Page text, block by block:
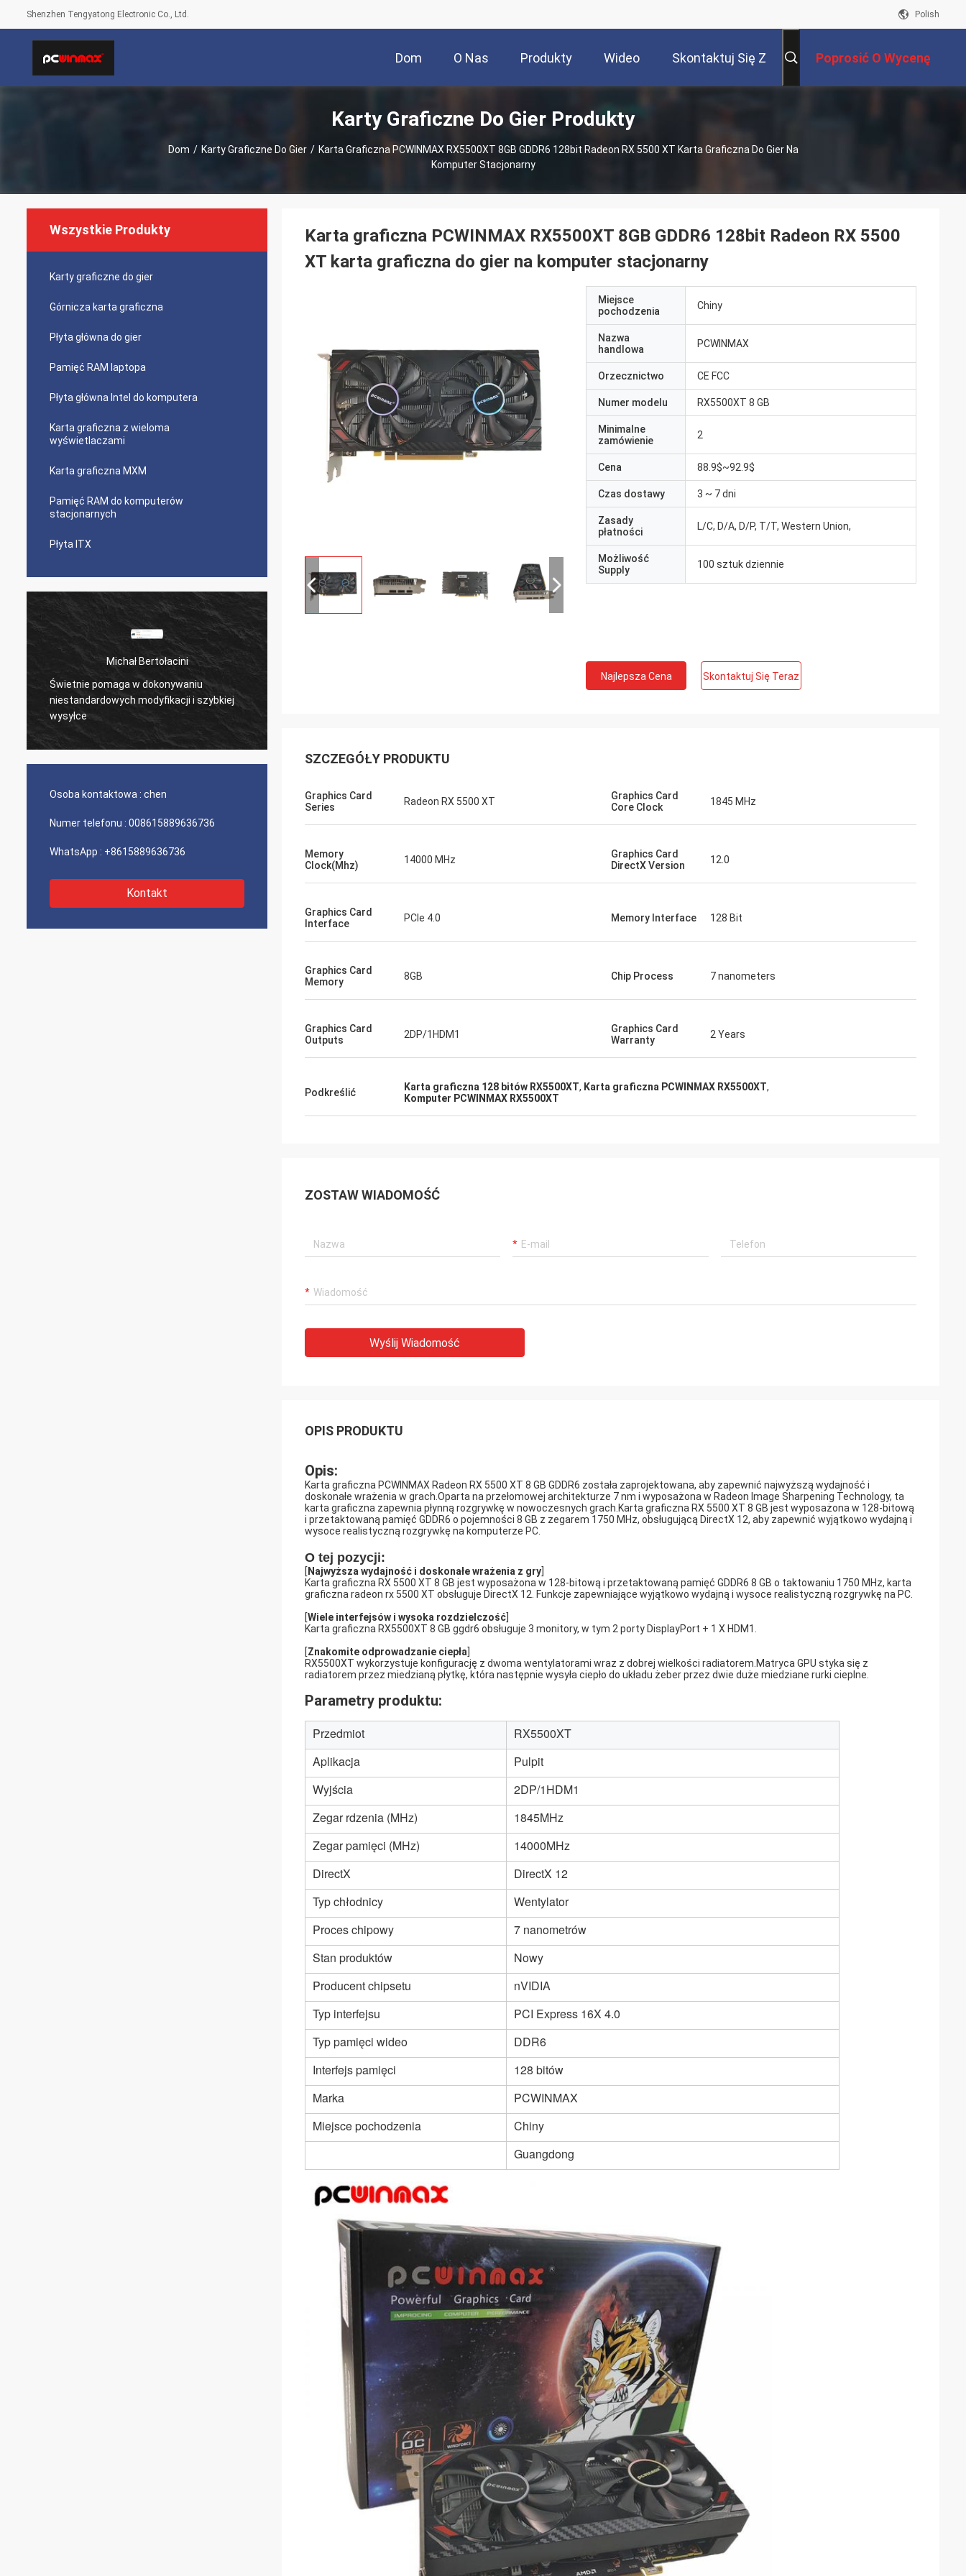
Shenzhen Tengyatong Electronic Co., Ltd. Polish
Dom O Nas Produkty Wideo Skontaktuj Się Z Poprosić O Wycenę
Karty Graficzne Do Gier Produkty
Dom / Karty Graficzne Do Gier / Karta Graficzna PCWINMAX RX5500XT 8GB GDDR6 128bit Radeon RX 5500 XT Karta Graficzna Do Gier Na
Komputer Stacjonarny
Wszystkie Produkty
Karty graficzne do gier
Górnicza karta graficzna
Płyta główna do gier
Pamięć RAM laptopa
Płyta główna Intel do komputera
Karta graficzna z wieloma
wyświetlaczami
Karta graficzna MXM
Pamięć RAM do komputerów
stacjonarnych
Płyta ITX
Michał Bertołacini
Świetnie pomaga w dokonywaniu
niestandardowych modyfikacji i szybkiej
wysyłce
Osoba kontaktowa : chen
Numer telefonu : 008615889636736
WhatsApp : +8615889636736
Kontakt
Karta graficzna PCWINMAX RX5500XT 8GB GDDR6 128bit Radeon RX 5500
XT karta graficzna do gier na komputer stacjonarny
Miejsce
pochodzenia
Chiny
Nazwa
handlowa
PCWINMAX
Orzecznictwo CE FCC
Numer modelu RX5500XT 8 GB
Minimalne
zamówienie
2
Cena 88.9$~92.9$
Czas dostawy 3 ~ 7 dni
Zasady
płatności
L/C, D/A, D/P, T/T, Western Union,
Możliwość
Supply
100 sztuk dziennie
Najlepsza Cena Skontaktuj Się Teraz
SZCZEGÓŁY PRODUKTU
Graphics Card
Series
Radeon RX 5500 XT
Graphics Card
Core Clock
1845 MHz
Memory
Clock(Mhz)
14000 MHz
Graphics Card
DirectX Version
12.0
Graphics Card
Interface
PCIe 4.0 Memory Interface 128 Bit
Graphics Card
Memory
8GB Chip Process 7 nanometers
Graphics Card
Outputs
2DP/1HDM1
Graphics Card
Warranty
2 Years
Podkreślić Karta graficzna 128 bitów RX5500XT, Karta graficzna PCWINMAX RX5500XT,
Komputer PCWINMAX RX5500XT
ZOSTAW WIADOMOŚĆ
Wyślij Wiadomość
OPIS PRODUKTU
Opis:
Karta graficzna PCWINMAX Radeon RX 5500 XT 8 GB GDDR6 została zaprojektowana, aby zapewnić najwyższą wydajność i
doskonałe wrażenia w grach.Oparta na przełomowej architekturze 7 nm i wyposażona w Radeon Image Sharpening Technology, ta
karta graficzna zapewnia płynną rozgrywkę w nowoczesnych grach.Karta graficzna RX 5500 XT 8 GB jest wyposażona w 128-bitową
i przetaktowaną pamięć GDDR6 o pojemności 8 GB z zegarem 1750 MHz, obsługującą DirectX 12, aby zapewnić wyjątkowo wydajną i
wysoce realistyczną rozgrywkę na komputerze PC.
O tej pozycji:
[ Najwyższa wydajność i doskonałe wrażenia z gry
Karta graficzna RX 5500 XT 8 GB jest wyposażona w 128-bitową i przetaktowaną pamięć GDDR6 8 GB o taktowaniu 1750 MHz, karta
graficzna radeon rx 5500 XT obsługuje DirectX 12. Funkcje zapewniające wyjątkowo wydajną i wysoce realistyczną rozgrywkę na PC.
[Wiele interfejsów i wysoka rozdzielczość
Karta graficzna RX5500XT 8 GB ggdr6 obsługuje 3 monitory, w tym 2 porty DisplayPort + 1 X HDM1.
[Znakomite odprowadzanie ciepła
RX5500XT wykorzystuje konfigurację z dwoma wentylatorami wraz z dobrej wielkości radiatorem.Matryca GPU styka się z
radiatorem przez miedzianą płytkę, która następnie wysyła ciepło do układu żeber przez dwie duże miedziane rurki cieplne.
Parametry produktu:
Przedmiot
RX5500XT
Aplikacja
Pulpit
Wyjścia
2DP/1HDM1
Zegar rdzenia (MHz)
1845MHz
Zegar pamięci (MHz)
14000MHz
DirectX
DirectX 12
Typ chłodnicy
Wentylator
Proces chipowy
7 nanometrów
Stan produktów
Nowy
Producent chipsetu
nVIDIA
Typ interfejsu
PCI Express 16X 4.0
Typ pamięci wideo
DDR6
Interfejs pamięci
128 bitów
Marka
PCWINMAX
Miejsce pochodzenia
Chiny
Guangdong